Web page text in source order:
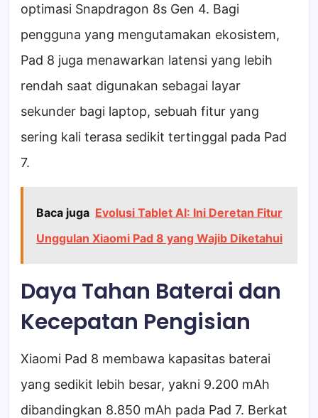
optimasi Snapdragon 8s Gen 4. Bagi
pengguna yang mengutamakan ekosistem,
Pad 8 juga menawarkan latensi yang lebih
rendah saat digunakan sebagai layar
sekunder bagi laptop, sebuah fitur yang
sering kali terasa sedikit tertinggal pada Pad
7.
Baca juga Evolusi Tablet AI: Ini Deretan Fitur
Unggulan Xiaomi Pad 8 yang Wajib Diketahui
Daya Tahan Baterai dan
Kecepatan Pengisian
Xiaomi Pad 8 membawa kapasitas baterai
yang sedikit lebih besar, yakni 9.200 mAh
dibandingkan 8.850 mAh pada Pad 7. Berkat